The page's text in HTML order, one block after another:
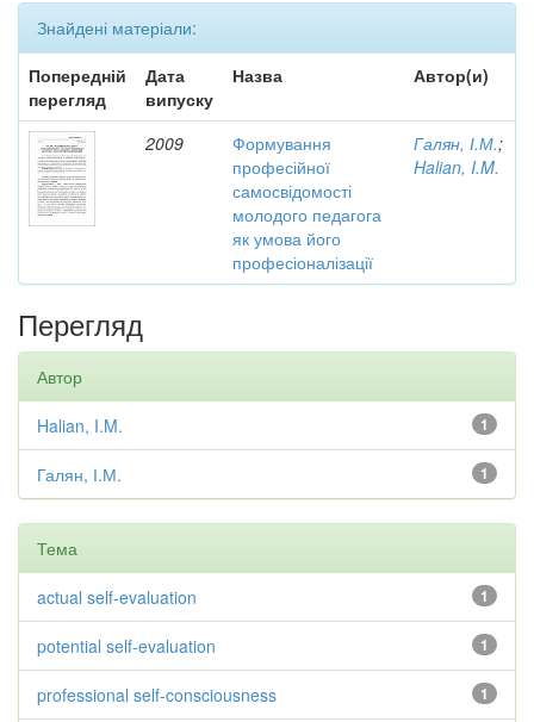
Знайдені матеріали:
Попередній
перегляд
Дата
випуску
Назва Автор(и)
2009
Формування
професійної
самосвідомості
молодого педагога
як умова його
професіоналізації
Галян, І.М.;
Halian, I.M.
Перегляд
Автор
1
Halian, I.M.
1
Галян, І.М.
Тема
1
actual self-evaluation
1
potential self-evaluation
1
professional self-consciousness